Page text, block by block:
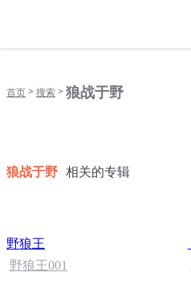
首页 > 搜索 > 狼战于野
狼战于野 相关的专辑
野狼王
野狼王001